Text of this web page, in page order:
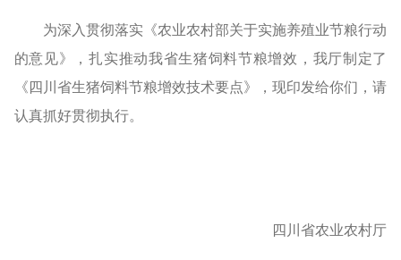
为深入贯彻落实《农业农村部关于实施养殖业节粮行动
的意见》，扎实推动我省生猪饲料节粮增效，我厅制定了
《四川省生猪饲料节粮增效技术要点》，现印发给你们，请
认真抓好贯彻执行。
四川省农业农村厅